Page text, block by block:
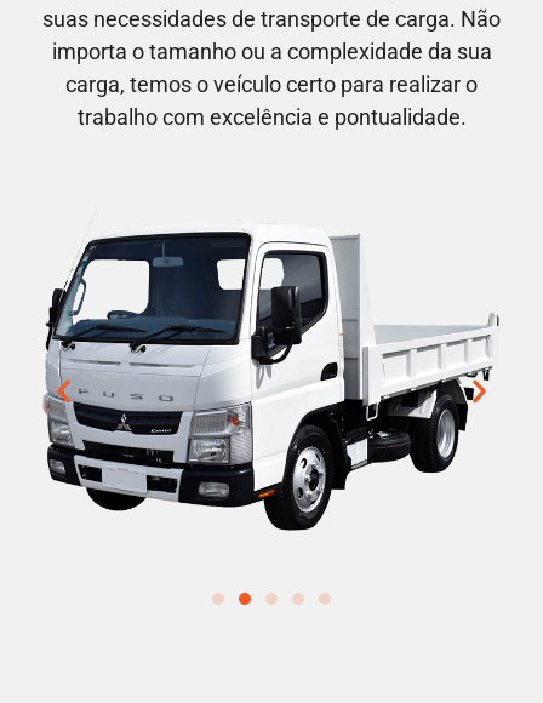
suas necessidades de transporte de carga. Não
importa o tamanho ou a complexidade da sua
carga, temos o veículo certo para realizar o
trabalho com excelência e pontualidade.